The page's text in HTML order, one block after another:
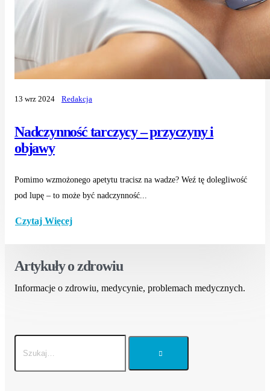
Nadczynność tarczycy – przyczyny i
objawy
13 wrz 2024 Redakcja
Pomimo wzmożonego apetytu tracisz na wadze? Weź tę dolegliwość
pod lupę – to może być nadczynność...
Czytaj Więcej
Artykuły o zdrowiu
Informacje o zdrowiu, medycynie, problemach medycznych.